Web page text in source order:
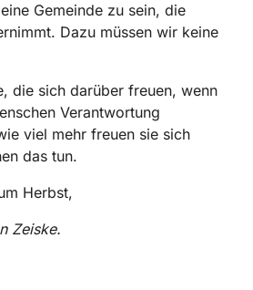
Gemeinde zu sein, die
Dazu müssen wir keine
die sich darüber freuen, wenn
Verantwortung
viel mehr freuen sie sich
das tun.
Herbst,
nZeiske.